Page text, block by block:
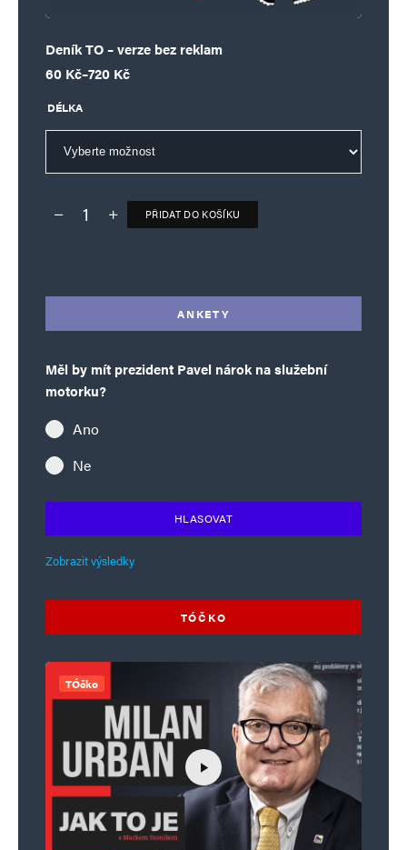
Deník TO – verze bez reklam
60 Kč–720 Kč
Rozpětí cen: 60 Kč až 720 Kč
DÉLKA
Deník TO – verze bez reklam množství
PŘIDAT DO KOŠÍKU
ANKETY
Měl by mít prezident Pavel nárok na služební
motorku?
Ano
Ne
HLASOVAT
Zobrazit výsledky
TÓČKO
TÓčko